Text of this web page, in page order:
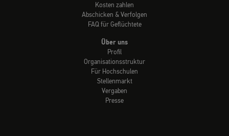
Kosten zahlen
Abschicken & Verfolgen
FAQ für Geflüchtete
Über uns
Profil
Organisationsstruktur
Für Hochschulen
Stellenmarkt
Vergaben
Presse